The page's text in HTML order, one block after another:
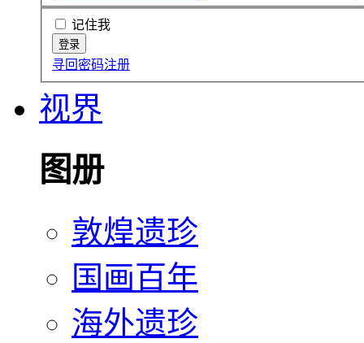
记住我
寻回密码注册
视界
图册
敦煌遗珍
国画百年
海外遗珍